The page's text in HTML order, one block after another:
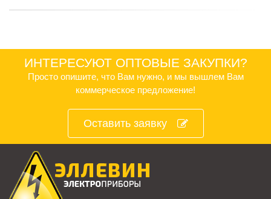
ИНТЕРЕСУЮТ ОПТОВЫЕ ЗАКУПКИ?
Просто опишите, что Вам нужно, и мы вышлем Вам
коммерческое предложение!
Оставить заявку